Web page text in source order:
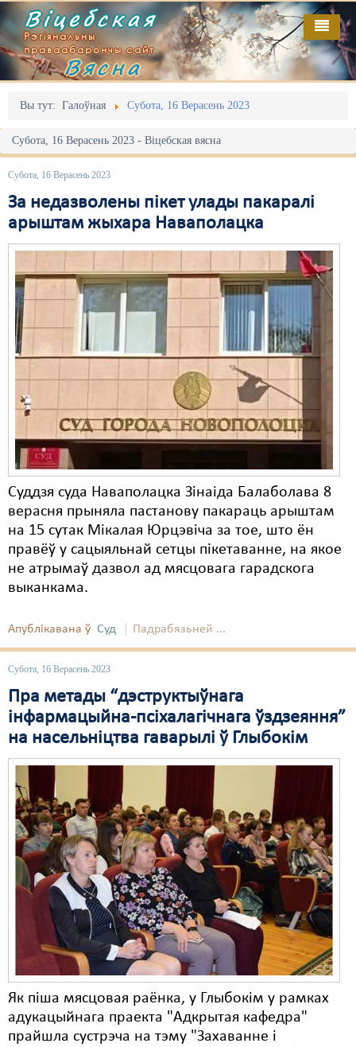
Віцебская
Рэгіянальны
праваабарончы сайт
Вясна
Вы тут: Галоўная Субота, 16 Верасень 2023
Субота, 16 Верасень 2023 - Віцебская вясна
Субота, 16 Верасень 2023
За недазволены пікет улады пакаралі
арыштам жыхара Наваполацка
Суддзя суда Наваполацка Зінаіда Балаболава 8
верасня прыняла пастанову пакараць арыштам
на 15 сутак Мікалая Юрцэвіча за тое, што ён
правёў у сацыяльнай сетцы пікетаванне, на якое
не атрымаў дазвол ад мясцовага гарадскога
выканкама.
Апублікавана ў Суд Падрабязьней ...
Субота, 16 Верасень 2023
Пра метады “дэструктыўнага
інфармацыйна-псіхалагічнага ўздзеяння”
на насельніцтва гаварылі ў Глыбокім
Як піша мясцовая раёнка, у Глыбокім у рамках
адукацыйнага праекта "Адкрытая кафедра"
прайшла сустрэча на тэму "Захаванне і
Галоўная
Адміністрацыйны перасьлед
Акцыі
Выбары
Грамадзянскія ініцыятывы
Дыскрымінацыя
Затрыманьні
Карная псыхіятрыя
Культурныя правы
ЛПП
Мірныя сходы
Палітвязьні
Распальваньне варожасьці
Рознае
Свабода слова
Свабода сумленьня
Суд
Сьмяротнае пакараньне
Экалёгія
Правы працоўных
Сацыяльныя правы
Выданьні
Відэа
Пра нас
RSS